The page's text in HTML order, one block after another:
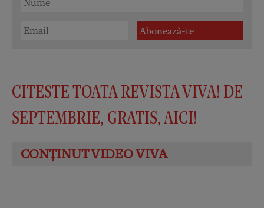
CITESTE TOATA REVISTA VIVA! DE
SEPTEMBRIE, GRATIS, AICI!